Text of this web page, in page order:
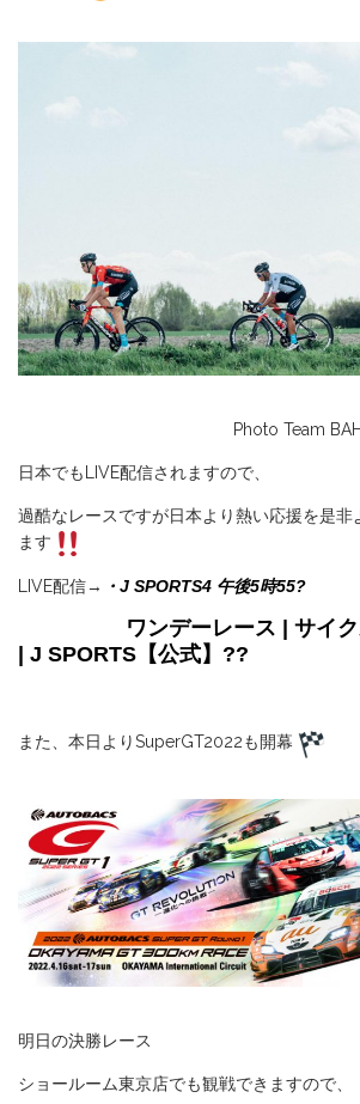
Photo Team
日本でもLIVE配信されますので、
過酷なレースですが日本より熱い応援を是非
ます
LIVE配信→ ・J SPORTS4 午後5時55?
ワンデーレース | サイ
| J SPORTS【公式】 ??
また、本日よりSuperGT2022も開幕
明日の決勝レース
ショールーム東京店でも観戦できますので、